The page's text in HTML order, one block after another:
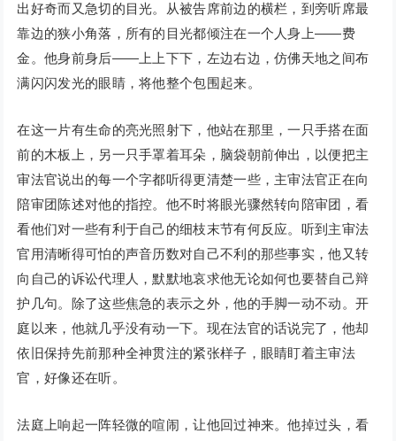
出好奇而又急切的目光。从被告席前边的横栏，到旁听席最
靠边的狭小角落，所有的目光都倾注在一个人身上——费
金。他身前身后——上上下下，左边右边，仿佛天地之间布
满闪闪发光的眼睛，将他整个包围起来。
在这一片有生命的亮光照射下，他站在那里，一只手搭在面
前的木板上，另一只手罩着耳朵，脑袋朝前伸出，以便把主
审法官说出的每一个字都听得更清楚一些，主审法官正在向
陪审团陈述对他的指控。他不时将眼光骤然转向陪审团，看
看他们对一些有利于自己的细枝末节有何反应。听到主审法
官用清晰得可怕的声音历数对自己不利的那些事实，他又转
向自己的诉讼代理人，默默地哀求他无论如何也要替自己辩
护几句。除了这些焦急的表示之外，他的手脚一动不动。开
庭以来，他就几乎没有动一下。现在法官的话说完了，他却
依旧保持先前那种全神贯注的紧张样子，眼睛盯着主审法
官，好像还在听。
法庭上响起一阵轻微的喧闹，让他回过神来。他掉过头，看